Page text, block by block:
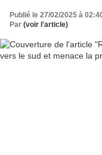
Publié le 27/02/2025 à
Par (voir l'article)